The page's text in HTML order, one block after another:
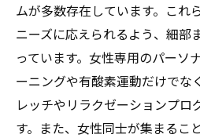
ムが多数存在しています。これ
ニーズに応えられるよう、細部
っています。女性専用のパーソ
ーニングや有酸素運動だけでな
レッチやリラクゼーションプロ
す。また、女性同士が集まるこ